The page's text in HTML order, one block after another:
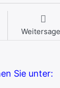
Sie unter: